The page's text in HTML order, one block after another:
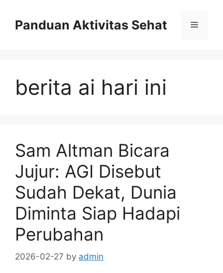
contentPanduan Aktivitas Sehat Menu
berita ai hari ini
Sam Altman Bicara
Jujur: AGI Disebut
Sudah Dekat, Dunia
Diminta Siap Hadapi
Perubahan
2026-02-27 by admin